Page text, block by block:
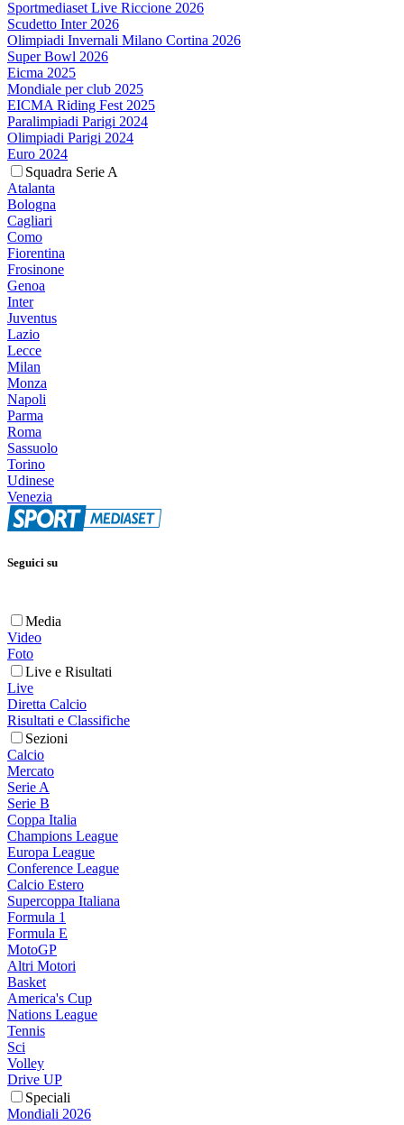
Sportmediaset Live Riccione 2026
Scudetto Inter 2026
Olimpiadi Invernali Milano Cortina 2026
Super Bowl 2026
Eicma 2025
Mondiale per club 2025
EICMA Riding Fest 2025
Paralimpiadi Parigi 2024
Olimpiadi Parigi 2024
Euro 2024
Squadra Serie A
Atalanta
Bologna
Cagliari
Como
Fiorentina
Frosinone
Genoa
Inter
Juventus
Lazio
Lecce
Milan
Monza
Napoli
Parma
Roma
Sassuolo
Torino
Udinese
Venezia
Seguici su
Media
Video
Foto
Live e Risultati
Live
Diretta Calcio
Risultati e Classifiche
Sezioni
Calcio
Mercato
Serie A
Serie B
Coppa Italia
Champions League
Europa League
Conference League
Calcio Estero
Supercoppa Italiana
Formula 1
Formula E
MotoGP
Altri Motori
Basket
America's Cup
Nations League
Tennis
Sci
Volley
Drive UP
Speciali
Mondiali 2026